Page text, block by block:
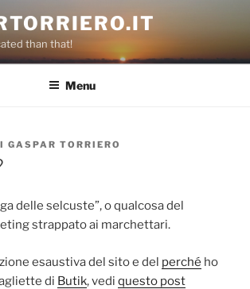
than that!
Menu
GASPAR TORRIERO
delle selcuste”, o qualcosa del
strappato ai marchettari.
esaustiva del sito e del perché ho
di Butik, vedi questo post